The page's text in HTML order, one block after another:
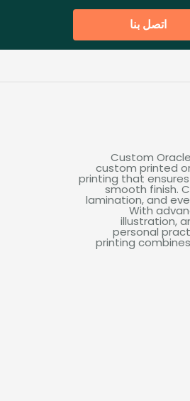
اتصل بنا
Custom
custom printed
printing that
smooth finish.
lamination,and
With
illustration,
personal
printing